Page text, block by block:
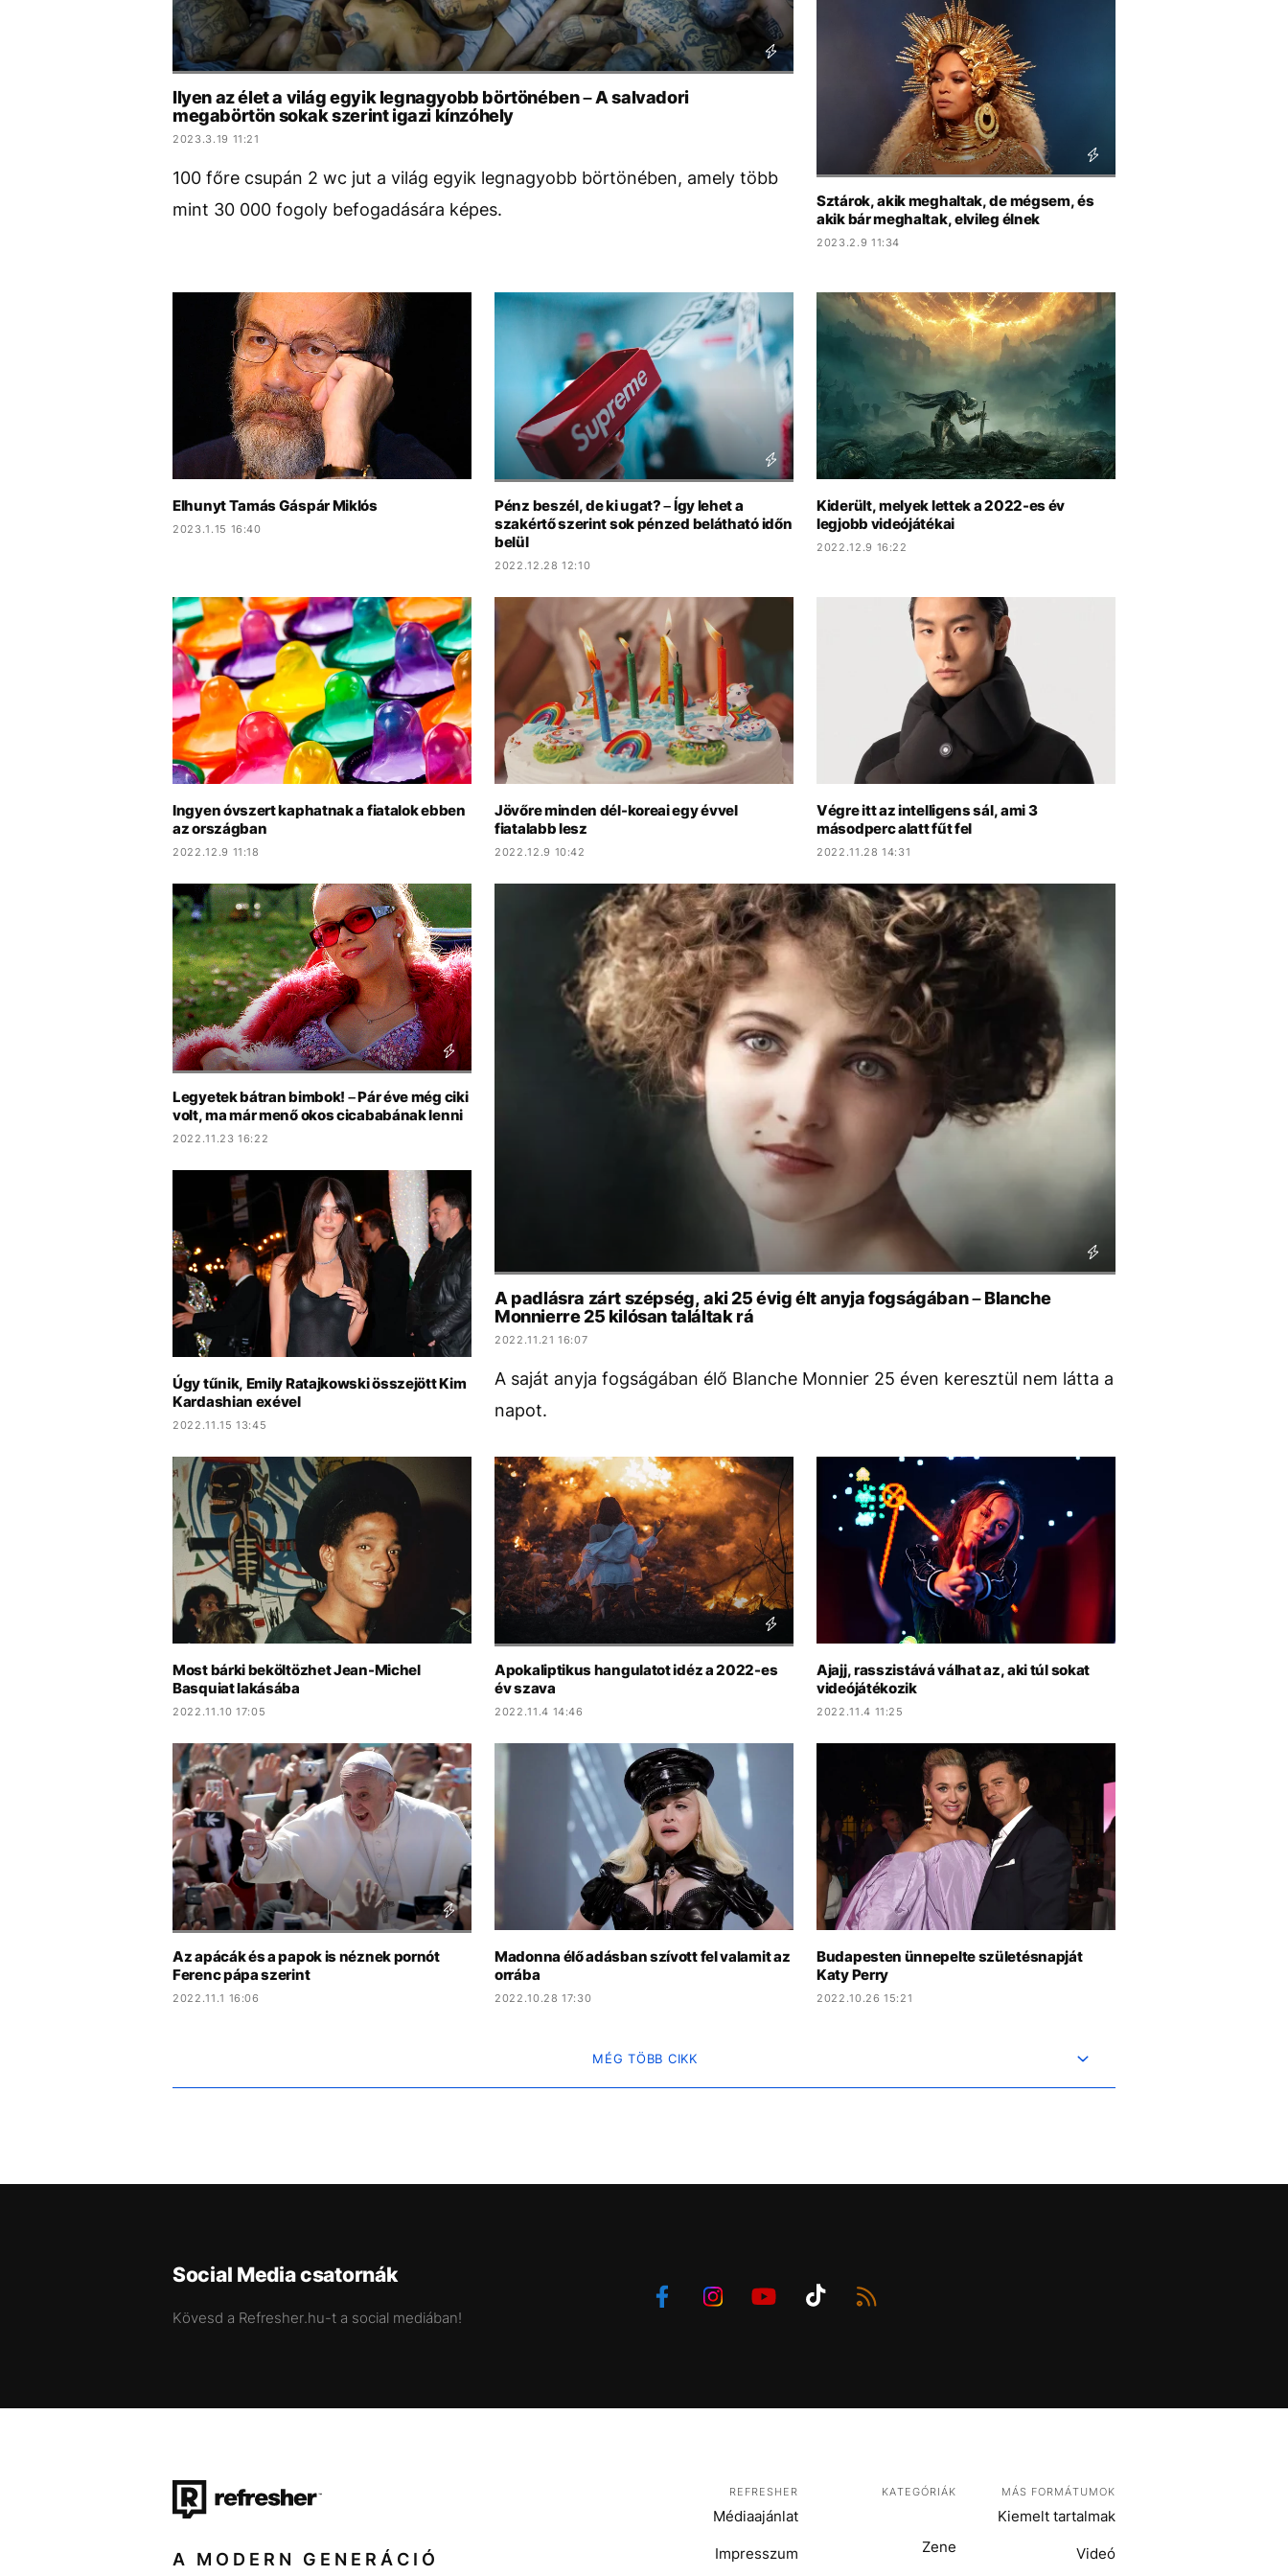
Ilyen az élet a világ egyik legnagyobb börtönében – A salvadori
megabörtön sokak szerint igazi kínzóhely
2023.3.19 11:21
100 főre csupán 2 wc jut a világ egyik legnagyobb börtönében, amely több
mint 30 000 fogoly befogadására képes.
Sztárok, akik meghaltak, de mégsem, és
akik bár meghaltak, elvileg élnek
2023.2.9 11:34
Elhunyt Tamás Gáspár Miklós
2023.1.15 16:40
Pénz beszél, de ki ugat? – Így lehet a
szakértő szerint sok pénzed belátható időn
belül
2022.12.28 12:10
Kiderült, melyek lettek a 2022-es év
legjobb videójátékai
2022.12.9 16:22
Ingyen óvszert kaphatnak a fiatalok ebben
az országban
2022.12.9 11:18
Jövőre minden dél-koreai egy évvel
fiatalabb lesz
2022.12.9 10:42
Végre itt az intelligens sál, ami 3
másodperc alatt fűt fel
2022.11.28 14:31
Legyetek bátran bimbok! – Pár éve még ciki
volt, ma már menő okos cicababának lenni
2022.11.23 16:22
A padlásra zárt szépség, aki 25 évig élt anyja fogságában – Blanche
Monnierre 25 kilósan találtak rá
2022.11.21 16:07
A saját anyja fogságában élő Blanche Monnier 25 éven keresztül nem látta a
napot.
Úgy tűnik, Emily Ratajkowski összejött Kim
Kardashian exével
2022.11.15 13:45
Most bárki beköltözhet Jean-Michel
Basquiat lakásába
2022.11.10 17:05
Apokaliptikus hangulatot idéz a 2022-es
év szava
2022.11.4 14:46
Ajajj, rasszistává válhat az, aki túl sokat
videójátékozik
2022.11.4 11:25
Az apácák és a papok is néznek pornót
Ferenc pápa szerint
2022.11.1 16:06
Madonna élő adásban szívott fel valamit az
orrába
2022.10.28 17:30
Budapesten ünnepelte születésnapját
Katy Perry
2022.10.26 15:21
MÉG TÖBB CIKK
Social Media csatornák
Kövesd a Refresher.hu-t a social mediában!
A MODERN GENERÁCIÓ
REFRESHER
Médiaajánlat
Impresszum
KATEGÓRIÁK
Zene
MÁS FORMÁTUMOK
Kiemelt tartalmak
Videó